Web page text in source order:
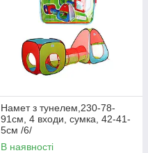
Намет з тунелем,230-78-
91см, 4 входи, сумка, 42-41-
5см /6/
В наявності